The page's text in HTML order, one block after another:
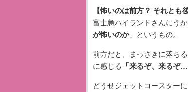
【怖いのは前方？ それとも
富士急ハイランドさんにう
が怖いのか」というもの。
前方だと、まっさきに落ち
に感じる 「来るぞ、来るぞ
どうせジェットコースターに